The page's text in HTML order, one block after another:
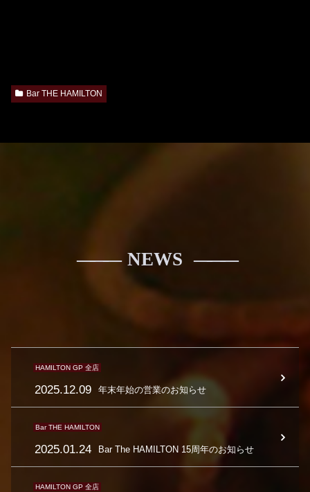
Bar THE HAMILTON
NEWS
HAMILTON GP 全店
年末年始の営業のお知らせ
2025.12.09
Bar THE HAMILTON
Bar The HAMILTON 15周年のお知らせ
2025.01.24
HAMILTON GP 全店